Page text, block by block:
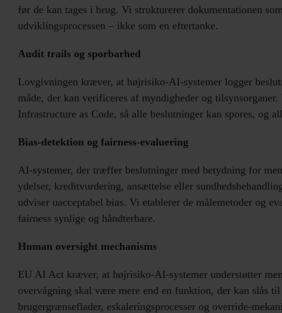
før de kan tages i brug. Vi strukturerer dokumentationen
udviklingsprocessen – ikke som en eftertanke.
Audit trails og sporbarhed
Lovgivningen kræver, at højrisiko-AI-systemer logger
måde, der kan verificeres af myndigheder og
Infrastructure as Code, så alle beslutninger kan spores, og
Bias-detektion og fairness-evaluering
AI-systemer, der træffer beslutninger med betydning for
ydelser, kreditvurdering, ansættelse eller
udviser uacceptabel bias. Vi etablerer de målemetoder og
fairness synlige og håndterbare.
Human oversight mechanisms
EU AI Act kræver, at højrisiko-AI-systemer understøtter
overvågning skal være mere end en funktion, der kan slås
brugergrænseflader, eskaleringsprocesser og override-